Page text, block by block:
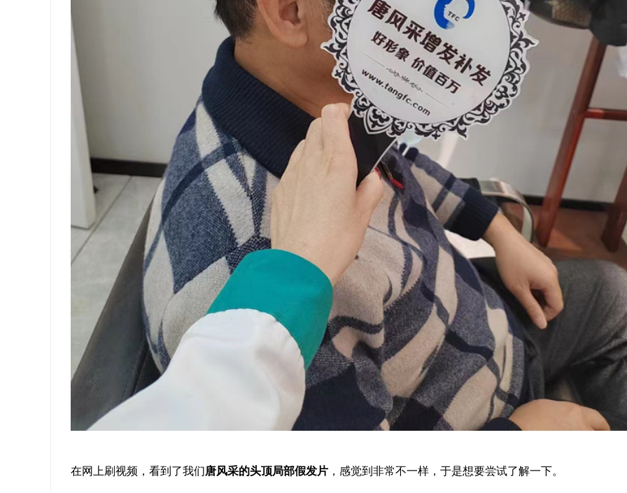
在网上刷视频，看到了我们唐风采的头顶局部假发片 ，感觉到非常不一样，于是想要尝试了解一下。